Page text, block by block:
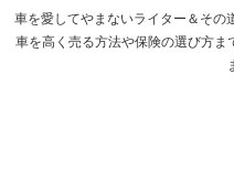
車を愛してやまないライター＆その
車を高く売る方法や保険の選び方